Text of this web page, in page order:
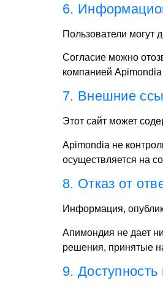
6.
Пользователи могут
Согласие можно
компанией
7. Внешние
Этот сайт может
Apimondia не
осуществляется на
8. Отказ от
Информация,
Апимондия не дает
решения, принятые
9.